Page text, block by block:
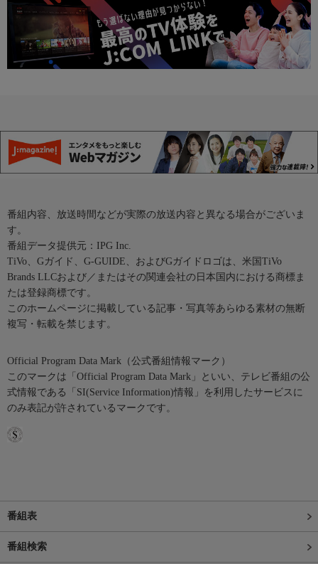
番組内容、放送時間などが実際の放送内容と異なる場合がございま
す。
番組データ提供元：IPG Inc.
TiVo、Gガイド、G-GUIDE、およびGガイドロゴは、米国TiVo
Brands LLCおよび／またはその関連会社の日本国内における商標ま
たは登録商標です。
このホームページに掲載している記事・写真等あらゆる素材の無断
複写・転載を禁じます。
Official Program Data Mark（公式番組情報マーク）
このマークは「Official Program Data Mark」といい、テレビ番組の公
式情報である「SI(Service Information)情報」を利用したサービスに
のみ表記が許されているマークです。
番組表
番組検索